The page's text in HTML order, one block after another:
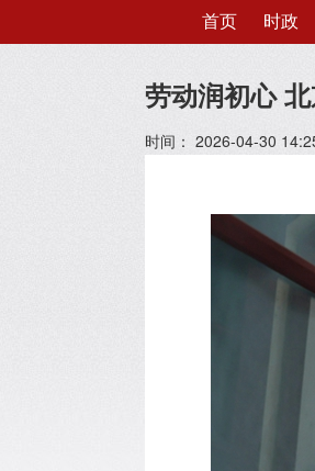
首页 时政
劳动润初心
时间： 2026-04-30